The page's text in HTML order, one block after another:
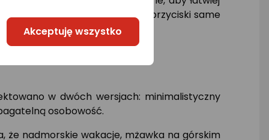
oczu od czytanej książki, przyciski same
w dwóch wersjach: minimalistyczny
osobowość.
że nadmorskie wakacje, mżawka na górskim
Akceptuję wszystko